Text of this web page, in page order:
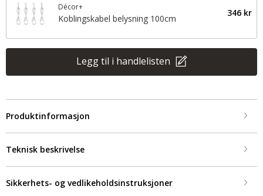
Décor+
Koblingskabel belysning 100cm
346 kr
Legg til i handlelisten
Produktinformasjon
Teknisk beskrivelse
Sikkerhets- og vedlikeholdsinstruksjoner